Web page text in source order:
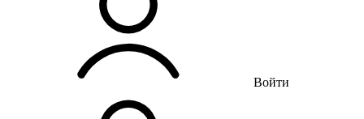
Войти